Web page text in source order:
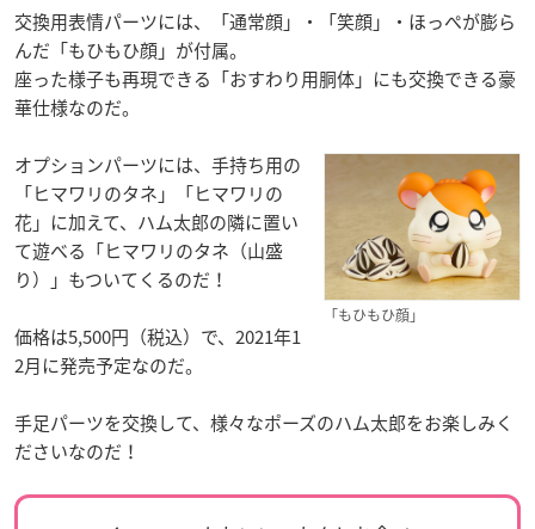
交換用表情パーツには、「通常顔」・「笑顔」・ほっぺが膨ら
んだ「もひもひ顔」が付属。
座った様子も再現できる「おすわり用胴体」にも交換できる豪
華仕様なのだ。
「もひもひ顔」
オプションパーツには、手持ち用の
「ヒマワリのタネ」「ヒマワリの
花」に加えて、ハム太郎の隣に置い
て遊べる「ヒマワリのタネ（山盛
り）」もついてくるのだ！
価格は5,500円（税込）で、2021年1
2月に発売予定なのだ。
手足パーツを交換して、様々なポーズのハム太郎をお楽しみく
ださいなのだ！